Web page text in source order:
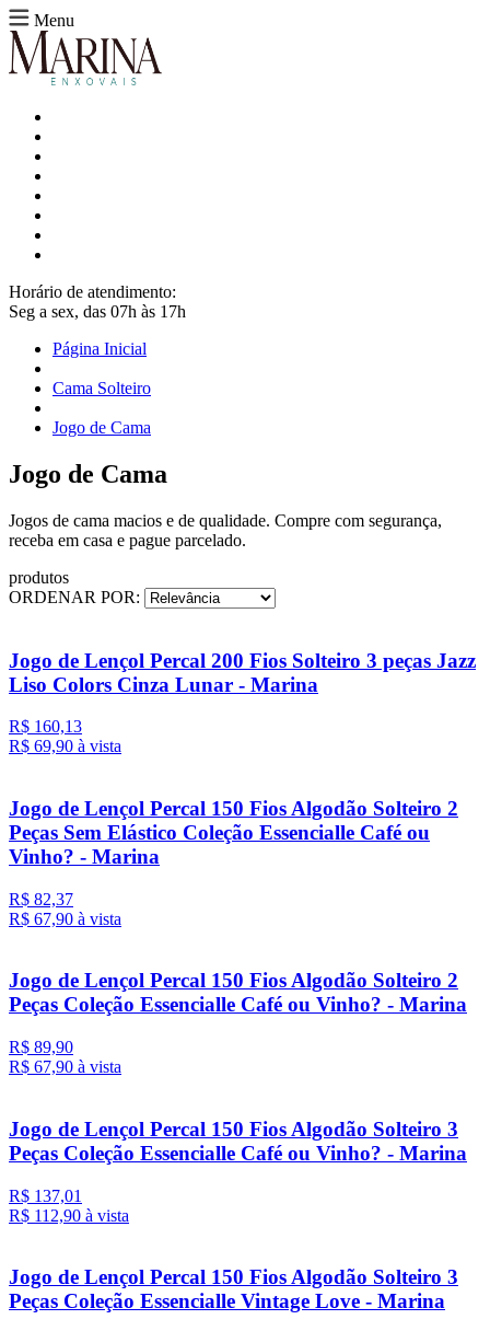
Menu
Horário de atendimento:
Seg a sex, das 07h às 17h
Página Inicial
Cama Solteiro
Jogo de Cama
Jogo de Cama
Jogos de cama macios e de qualidade. Compre com segurança,
receba em casa e pague parcelado.
produtos
ORDENAR POR:
Jogo de Lençol Percal 200 Fios Solteiro 3 peças Jazz
Liso Colors Cinza Lunar - Marina
R$ 160,13
R$ 69,90 à vista
Jogo de Lençol Percal 150 Fios Algodão Solteiro 2
Peças Sem Elástico Coleção Essencialle Café ou
Vinho? - Marina
R$ 82,37
R$ 67,90 à vista
Jogo de Lençol Percal 150 Fios Algodão Solteiro 2
Peças Coleção Essencialle Café ou Vinho? - Marina
R$ 89,90
R$ 67,90 à vista
Jogo de Lençol Percal 150 Fios Algodão Solteiro 3
Peças Coleção Essencialle Café ou Vinho? - Marina
R$ 137,01
R$ 112,90 à vista
Jogo de Lençol Percal 150 Fios Algodão Solteiro 3
Peças Coleção Essencialle Vintage Love - Marina